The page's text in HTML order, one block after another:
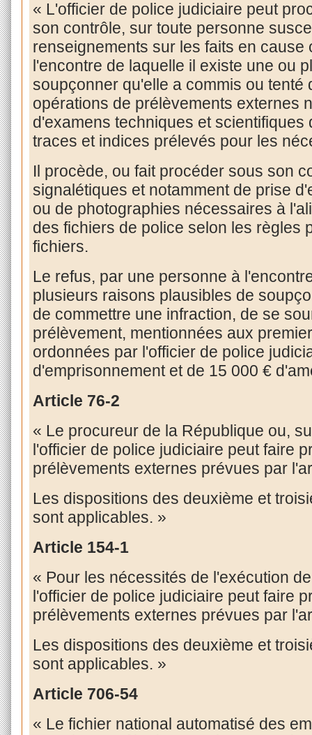
« L'officier de police judiciaire peut
son contrôle, sur toute personne
renseignements sur les faits en cause
l'encontre de laquelle il existe une ou
soupçonner qu'elle a commis ou tenté
opérations de prélèvements externes
d'examens techniques et
traces et indices prélevés pour les
Il procède, ou fait procéder sous son
signalétiques et notamment de prise
ou de photographies nécessaires à
des fichiers de police selon les règles
fichiers.
Le refus, par une personne à
plusieurs raisons plausibles de
de commettre une infraction, de se
prélèvement, mentionnées aux
ordonnées par l'officier de police
d'emprisonnement et de 15 000 €
Article 76-2
« Le procureur de la République ou,
l'officier de police judiciaire peut faire
prélèvements externes prévues par
Les dispositions des deuxième et
sont applicables. »
Article 154-1
« Pour les nécessités de l'exécution
l'officier de police judiciaire peut faire
prélèvements externes prévues par
Les dispositions des deuxième et
sont applicables. »
Article 706-54
« Le fichier national automatisé des